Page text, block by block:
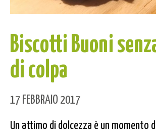
Biscotti Buoni
di colpa
17 FEBBRAIO 2017
Un attimo di dolcezza è un momento